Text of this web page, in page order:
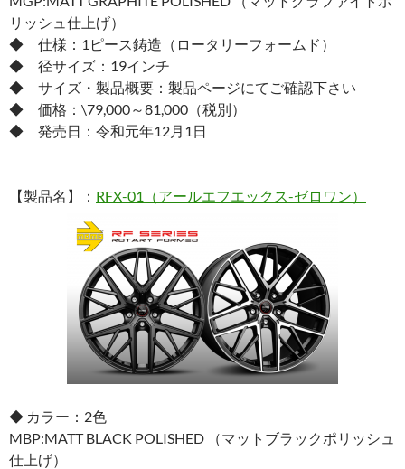
リッシュ仕上げ）
◆ 仕様：1ピース鋳造（ロータリーフォームド）
◆ 径サイズ：19インチ
◆ サイズ・製品概要：製品ページにてご確認下さい
◆ 価格：\79,000～81,000（税別）
◆ 発売日：令和元年12月1日
【製品名】： RFX-01（アールエフエックス-ゼロワン）
◆ カラー：2色
MBP:MATT BLACK POLISHED （マットブラックポリッシュ
仕上げ）